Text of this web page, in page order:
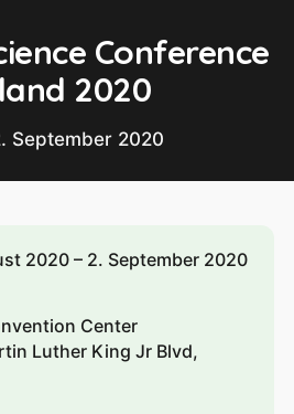
Conference
2020
September 2020
2020 – 2. September 2020
Center
Luther King Jr Blvd,